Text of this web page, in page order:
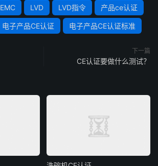
EMC LVD LVD指令 产品ce认证
电子产品CE认证 电子产品CE认证标准
下一篇
CE认证要做什么测试？